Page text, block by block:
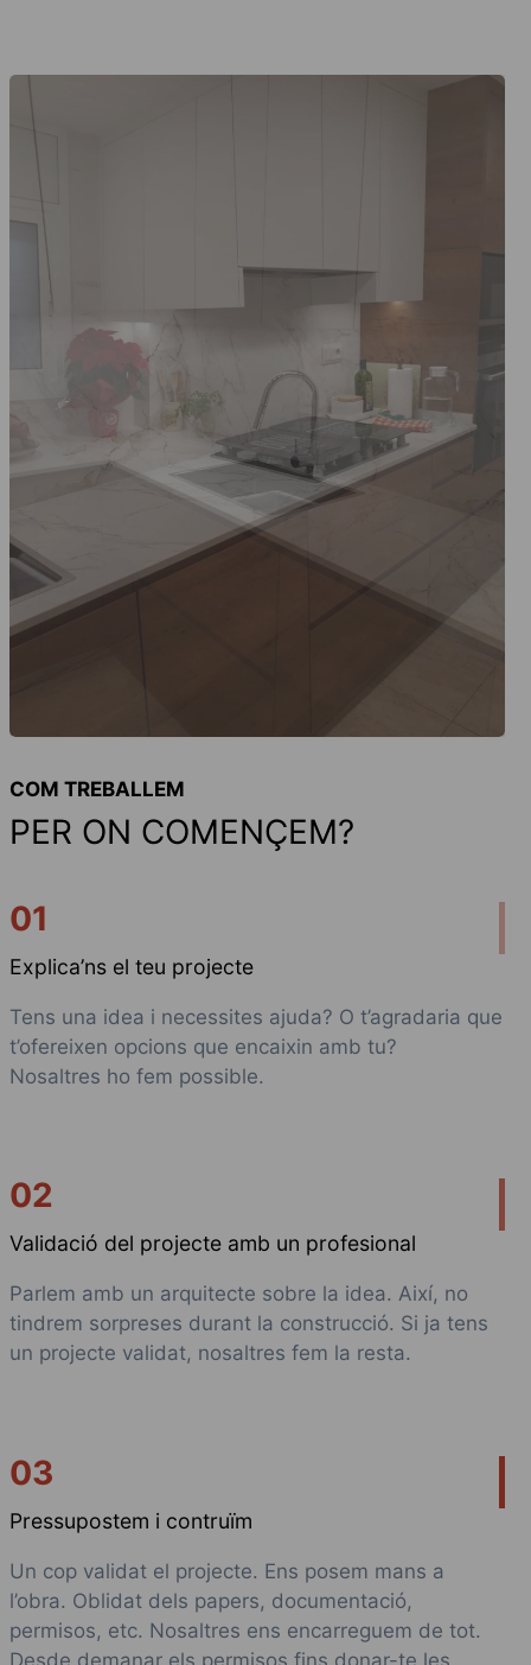
COM TREBALLEM
PER ON COMENÇEM?
01
Explica’ns el teu projecte
Tens una idea i necessites ajuda? O t’agradaria que
t’ofereixen opcions que encaixin amb tu?
Nosaltres ho fem possible.
02
Validació del projecte amb un profesional
Parlem amb un arquitecte sobre la idea. Així, no
tindrem sorpreses durant la construcció. Si ja tens
un projecte validat, nosaltres fem la resta.
03
Pressupostem i contruïm
Un cop validat el projecte. Ens posem mans a
l’obra. Oblidat dels papers, documentació,
permisos, etc. Nosaltres ens encarreguem de tot.
Desde demanar els permisos fins donar-te les